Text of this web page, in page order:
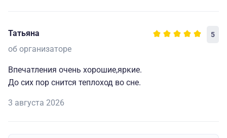
Татьяна 5
об организаторе
Впечатления очень хорошие,яркие.
До сих пор снится теплоход во сне.
3 августа 2026